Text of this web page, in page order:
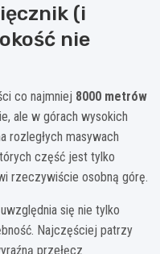
(i
nie
co najmniej 8000 metrów
ale w górach wysokich
rozległych masywach
część jest tylko
rzeczywiście osobną górę.
się nie tylko
Najczęściej patrzy
przełęcz